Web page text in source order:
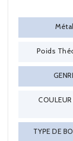
Métal
Poids
TYPE DE